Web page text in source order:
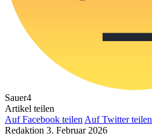
Sauer4
Artikel teilen
Auf Facebook teilen Auf Twitter teilen
Redaktion 3. Februar 2026